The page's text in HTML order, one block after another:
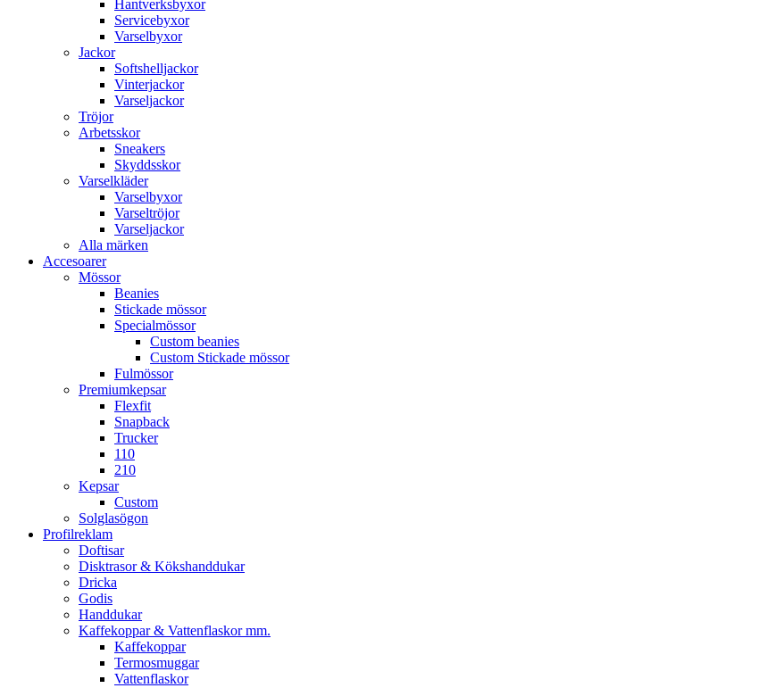
Hantverksbyxor
Servicebyxor
Varselbyxor
Jackor
Softshelljackor
Vinterjackor
Varseljackor
Tröjor
Arbetsskor
Sneakers
Skyddsskor
Varselkläder
Varselbyxor
Varseltröjor
Varseljackor
Alla märken
Accesoarer
Mössor
Beanies
Stickade mössor
Specialmössor
Custom beanies
Custom Stickade mössor
Fulmössor
Premiumkepsar
Flexfit
Snapback
Trucker
110
210
Kepsar
Custom
Solglasögon
Profilreklam
Doftisar
Disktrasor & Kökshanddukar
Dricka
Godis
Handdukar
Kaffekoppar & Vattenflaskor mm.
Kaffekoppar
Termosmuggar
Vattenflaskor